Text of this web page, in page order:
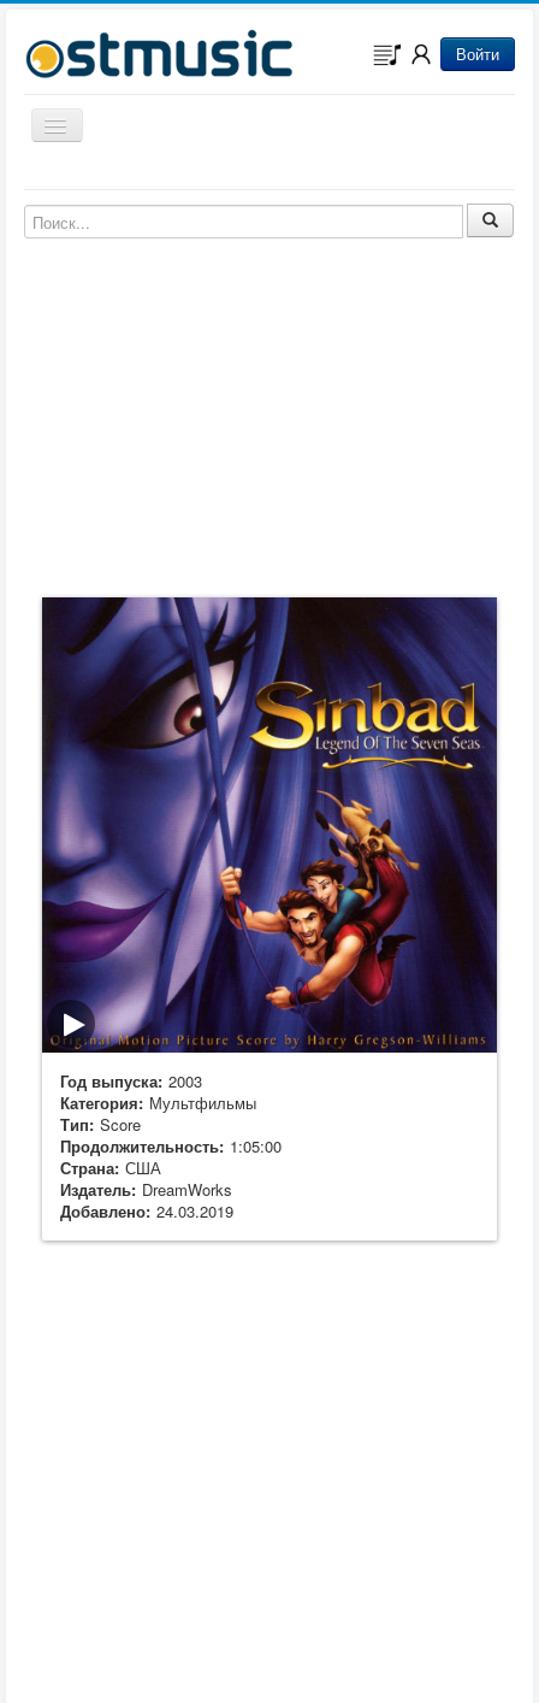
Войти
Включить/выключить навигацию
Музыка из мультфильмов
Музыка из сериалов
Год выпуска: 2003
Категория: Мультфильмы
Тип: Score
Продолжительность: 1:05:00
Страна: США
Издатель: DreamWorks
Добавлено: 24.03.2019